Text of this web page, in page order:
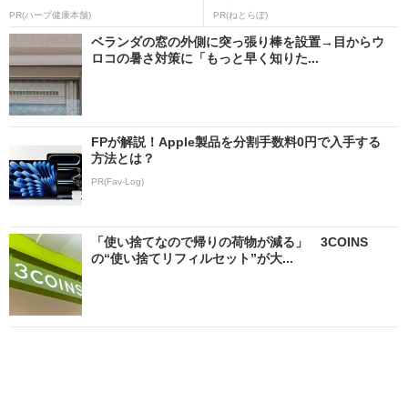
PR(ハーブ健康本舗) PR(ねとらぼ)
ベランダの窓の外側に突っ張り棒を設置→目からウ
ロコの暑さ対策に「もっと早く知りた...
FPが解説！Apple製品を分割手数料0円で入手する
方法とは？
PR(Fav-Log)
「使い捨てなので帰りの荷物が減る」 3COINS
の“使い捨てリフィルセット”が大...